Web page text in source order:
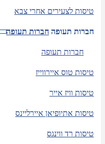
טיסות לצעירים אחרי צבא
חברות תעופה חברות תעופה
חברות תעופה
טיסות טוס איירווייז
טיסות וויז אייר
טיסות אתיופיאן איירליינס
טיסות רד ווינגס